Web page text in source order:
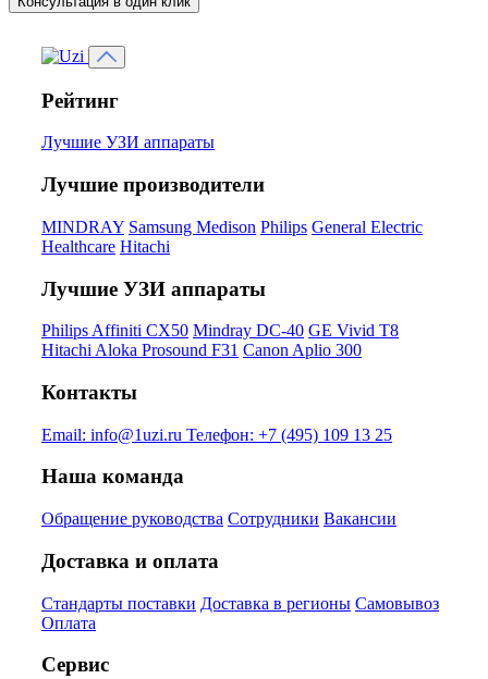
Рейтинг
Лучшие УЗИ аппараты
Лучшие производители
MINDRAY Samsung Medison Philips General Electric
Healthcare Hitachi
Лучшие УЗИ аппараты
Philips Affiniti CX50 Mindray DC-40 GE Vivid T8
Hitachi Aloka Prosound F31 Canon Aplio 300
Контакты
Email: info@1uzi.ru Телефон: +7 (495) 109 13 25
Наша команда
Обращение руководства Сотрудники Вакансии
Доставка и оплата
Стандарты поставки Доставка в регионы Самовывоз
Оплата
Сервис